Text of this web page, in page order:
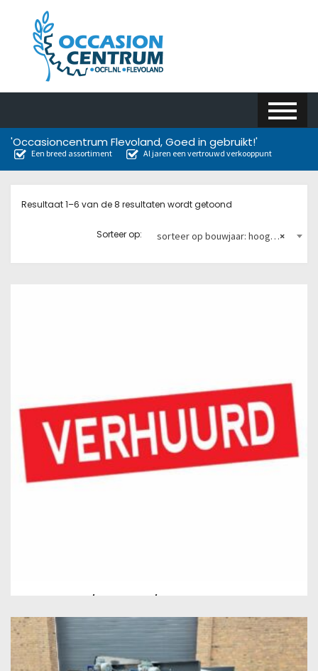
'Occasioncentrum Flevoland, Goed in gebruikt!'
Een breed assortiment Al jaren een vertrouwd verkooppunt
Resultaat 1–6 van de 8 resultaten wordt getoond
Sorteer op: ×
sorteer op bouwjaar: hoog naar laag
ALLIANCE 270/95R32-270/95R48
Bouwjaar:
2024
Servicenummer:
Adviesprijs (excl. BTW):
Prijs op aanvraag.